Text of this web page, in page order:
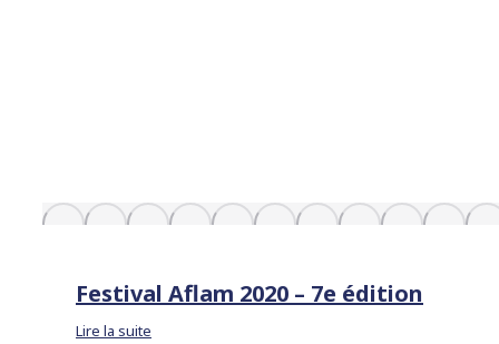
Festival Aflam 2020 – 7e édition
Lire la suite